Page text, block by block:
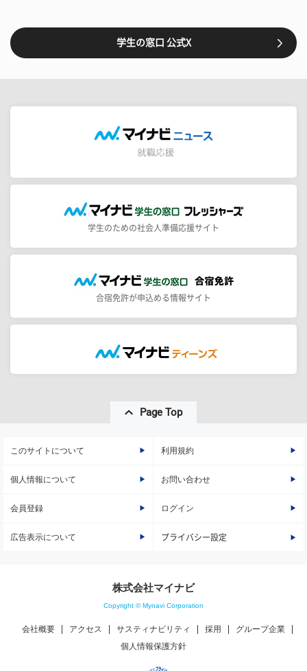
学生の窓口 公式X
学生のための社会人準備応援サイト
合宿免許が申込める情報サイト
Page Top
このサイトについて 利用規約
個人情報について お問い合わせ
会員登録 ログイン
広告表示について プライバシー設定
株式会社マイナビ
Copyright © Mynavi Corporation
会社概要 アクセス サスティナビリティ 採用
グループ企業
個人情報保護方針